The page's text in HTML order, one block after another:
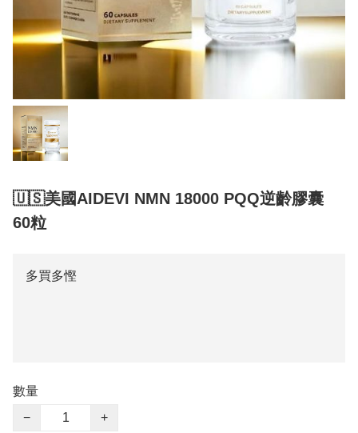
🇺🇸美國AIDEVI NMN 18000 PQQ逆齡膠囊
60粒
多買多慳
數量
−
+